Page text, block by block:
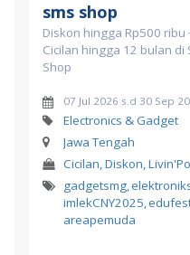
sms shop
Diskon hingga Rp500 ribu
Cicilan hingga 12 bulan di
Shop
07 Jul 2026 s.d 30 Sep
Electronics & Gadget
Jawa Tengah
Cicilan, Diskon,
gadgetsmg,
imlekCNY2025,
areapemuda